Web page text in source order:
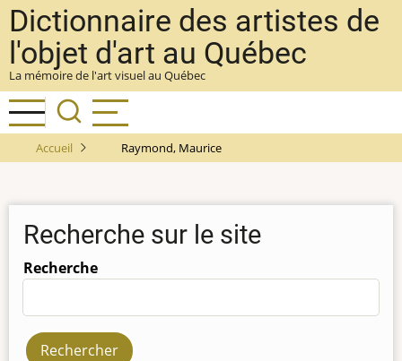
Aller
au
contenu
principal
Dictionnaire des artistes de
l'objet d'art au Québec
La mémoire de l'art visuel au Québec
Accueil Raymond, Maurice
Recherche sur le site
Recherche